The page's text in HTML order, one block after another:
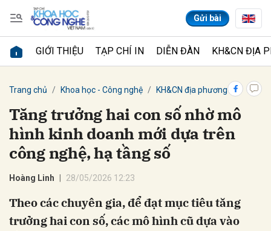
Gửi bài
GIỚI THIỆU TẠP CHÍ IN DIỄN ĐÀN KH&CN ĐỊA
Trang chủ Khoa học - Công nghệ KH&CN địa phương
Tăng trưởng hai con số nhờ mô
hình kinh doanh mới dựa trên
công nghệ, hạ tầng số
Hoàng Linh 28/05/2026 12:23
Theo các chuyên gia, để đạt mục tiêu tăng
trưởng hai con số, các mô hình cũ dựa vào
Gửi bình luận
Hủy Gửi